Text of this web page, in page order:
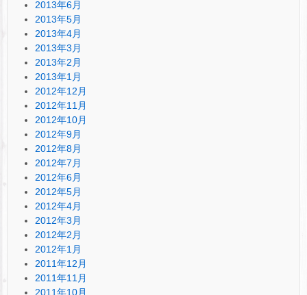
2013年6月
2013年5月
2013年4月
2013年3月
2013年2月
2013年1月
2012年12月
2012年11月
2012年10月
2012年9月
2012年8月
2012年7月
2012年6月
2012年5月
2012年4月
2012年3月
2012年2月
2012年1月
2011年12月
2011年11月
2011年10月